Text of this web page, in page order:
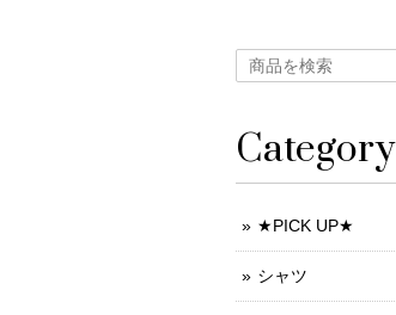
Category
★PICK UP★
シャツ